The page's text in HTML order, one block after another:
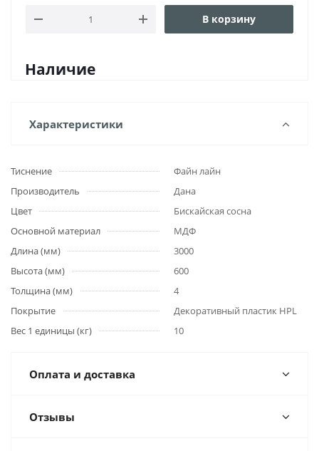
В корзину
Наличие
Характеристики
Тиснение
Файн лайн
Производитель
Дана
Цвет
Бискайская сосна
Основной материал
МДФ
Длина (мм)
3000
Высота (мм)
600
Толщина (мм)
4
Покрытие
Декоративный пластик HPL
Вес 1 единицы (кг)
10
Оплата и доставка
Отзывы